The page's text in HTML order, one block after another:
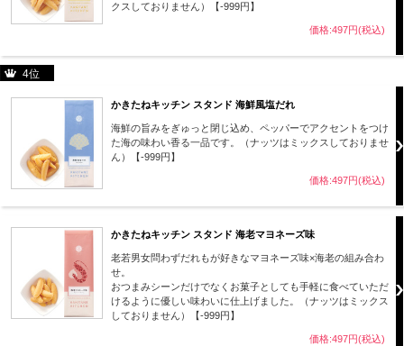
クスしておりません）【-999円】
価格:497円(税込)
4位
かきたねキッチン スタンド 海鮮風塩だれ
海鮮の旨みをぎゅっと閉じ込め、ペッパーでアクセントをつけ
た海の味わい香る一品です。（ナッツはミックスしておりませ
ん）【-999円】
価格:497円(税込)
かきたねキッチン スタンド 海老マヨネーズ味
老若男女問わずだれもが好きなマヨネーズ味×海老の組み合わ
せ。
おつまみシーンだけでなくお菓子としても手軽に食べていただ
けるように優しい味わいに仕上げました。（ナッツはミックス
しておりません）【-999円】
価格:497円(税込)